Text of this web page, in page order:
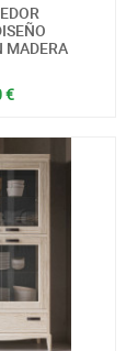
MADERA
€